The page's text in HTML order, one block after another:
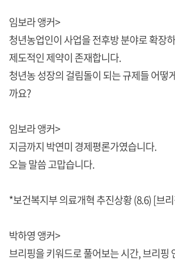
임보라 앵커>
청년농업인이 사업을 전후방 분야로 확장
제도적인 제약이 존재합니다.
청년농 성장의 걸림돌이 되는 규제들 어떻
까요?
임보라 앵커>
지금까지 박연미 경제평론가였습니다.
오늘 말씀 고맙습니다.
*보건복지부 의료개혁 추진상황 (8.6) [브
박하영 앵커>
브리핑을 키워드로 풀어보는 시간, 브리핑